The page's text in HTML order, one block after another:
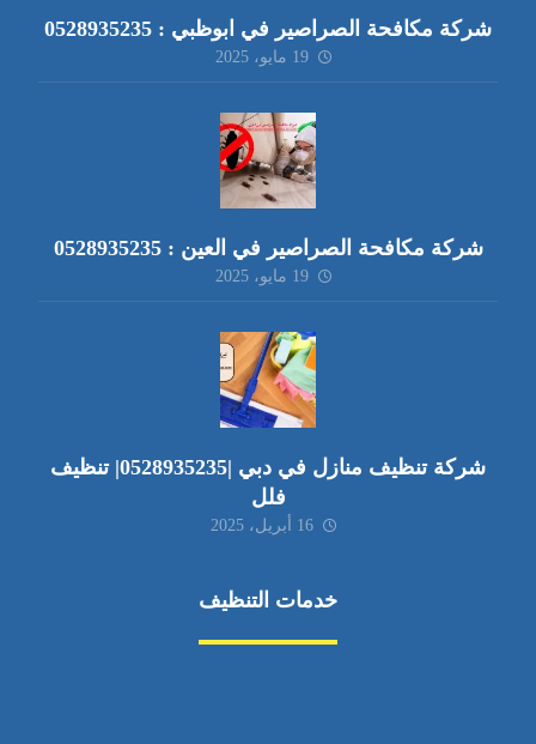
شركة مكافحة الصراصير في ابوظبي : 0528935235
19 مايو، 2025
شركة مكافحة الصراصير في العين : 0528935235
19 مايو، 2025
شركة تنظيف منازل في دبي |0528935235| تنظيف
فلل
16 أبريل، 2025
خدمات التنظيف